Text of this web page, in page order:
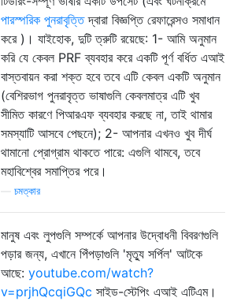
পারস্পরিক পুনরাবৃত্তিদ্বারা বিজ্ঞপ্তি রেফারেন্সও সমাধান
করে )। যাইহোক, দুটি ত্রুটি রয়েছে: 1- আমি অনুমান
করি যে কেবল PRF ব্যবহার করে একটি পূর্ণ বর্ধিত এআই
বাস্তবায়ন করা শক্ত হবে তবে এটি কেবল একটি অনুমান
(বেশিরভাগ পুনরাবৃত্ত ভাষাগুলি কেবলমাত্র এটি খুব
সীমিত কারণে পিআরএফ ব্যবহার করছে না, তাই থামার
সমস্যাটি আসবে পেছনে); 2- আপনার এখনও খুব দীর্ঘ
থামানো প্রোগ্রাম থাকতে পারে: এগুলি থামবে, তবে
মহাবিশ্বের সমাপ্তির পরে।
চমত্কার
মানুষ এবং লুপগুলি সম্পর্কে আপনার উদ্বোধনী বিবরণগুলি
পড়ার জন্য, এখানে পিঁপড়াগুলি 'মৃত্যু সর্পিল' আটকে
আছে: youtube.com/watch?
v=prjhQcqiGQc সাইড-স্টেপিং এআই এটিএম।